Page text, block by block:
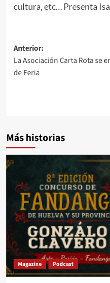
cultura, etc… Presenta
Anterior:
La Asociación Carta Rota se
de Feria
Más historias
Magazine Podcast